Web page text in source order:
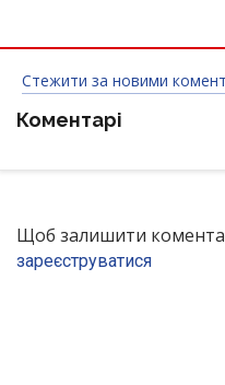
Стежити за новими
Коментарі
Щоб залишити
зареєструватися